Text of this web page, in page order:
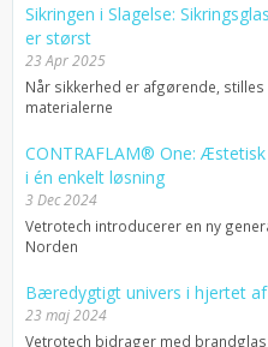
Sikringen i Slagelse:
er størst
23 Apr 2025
Når sikkerhed er afgørende,
materialerne
CONTRAFLAM® One:
i én enkelt løsning
3 Dec 2024
Vetrotech introducerer en ny
Norden
Bæredygtigt univers i hjertet
23 maj 2024
Vetrotech bidrager med